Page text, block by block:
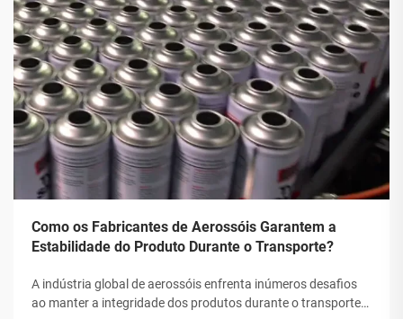
Como os Fabricantes de Aerossóis Garantem a
Estabilidade do Produto Durante o Transporte?
A indústria global de aerossóis enfrenta inúmeros desafios
ao manter a integridade dos produtos durante o transporte.